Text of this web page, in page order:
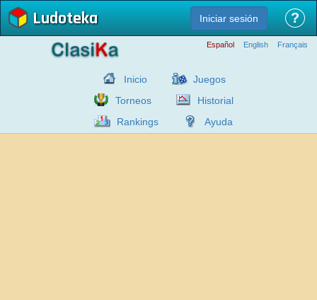
Ludoteka Iniciar sesión ?
Español English Français
Inicio
Juegos
Torneos
Historial
Rankings
Ayuda